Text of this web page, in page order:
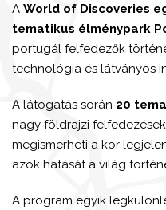
A World of Discoveries
tematikus élménypark
portugál felfedezők
technológia és látványos
A látogatás során 20
nagy földrajzi
megismerheti a kor
azok hatását a világ
A program egyik